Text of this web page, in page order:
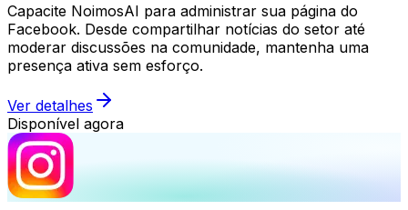
Capacite NoimosAI para administrar sua página do
Facebook. Desde compartilhar notícias do setor até
moderar discussões na comunidade, mantenha uma
presença ativa sem esforço.
Ver detalhes
Disponível agora